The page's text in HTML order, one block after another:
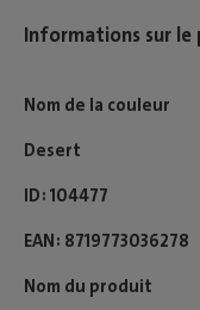
Informations sur
Nom de la couleur
Desert
ID 104477
EAN 8719773036278
Nom du produit